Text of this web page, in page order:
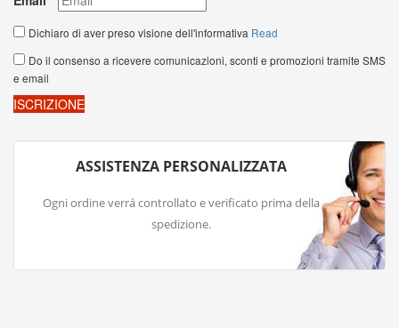
ASSISTENZA PERSONALIZZATA
Ogni ordine verrá controllato e verificato prima della
spedizione.